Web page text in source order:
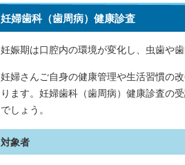
妊婦歯科（歯周病）健康診査
妊娠期は口腔内の環境が変化し、虫歯や
妊婦さんご自身の健康管理や生活習慣の
ります。妊婦歯科（歯周病）健康診査の
でしょう。
対象者